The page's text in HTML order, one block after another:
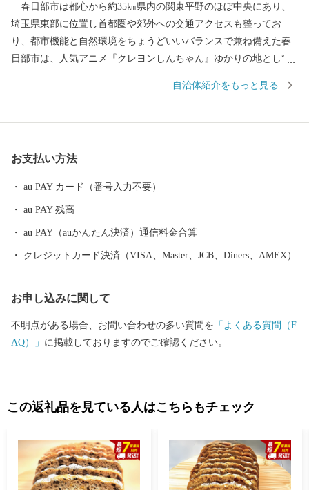
春日部市は都心から約35㎞県内の関東平野のほぼ中央にあり、
埼玉県東部に位置し首都圏や郊外への交通アクセスも整ってお
り、都市機能と自然環境をちょうどいいバランスで兼ね備えた春
日部市は、人気アニメ『クレヨンしんちゃん』ゆかりの地として
を持ち、江戸の伝統を受け継ぐ桐たんすや桐箱、江戸情緒豊かな
外郭放水路、総延長約１㎞の藤棚に彩られたふじ通りで行われる
「春日部藤まつり」や、100畳敷の大凧が江戸川の大空を勇壮に舞
な観光資源を有し、四季を通じてまちに賑わいと活気を呼び込ん
でいます。 魅力いっぱいの春日部市へ、ぜひ一度お越しくださ
自治体紹介をもっと見る
お支払い方法
au PAY カード（番号入力不要）
au PAY 残高
au PAY（auかんたん決済）通信料金合算
クレジットカード決済（VISA、Master、JCB、Diners、AMEX）
お申し込みに関して
不明点がある場合、お問い合わせの多い質問を 「よくある質問（F
AQ）」 に掲載しておりますのでご確認ください。
この返礼品を見ている人はこちらもチェック